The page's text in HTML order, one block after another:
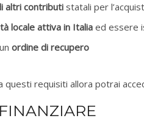
altri contributi statali per
locale attiva in Italia ed essere
ordine di recupero
questi requisiti allora potrai